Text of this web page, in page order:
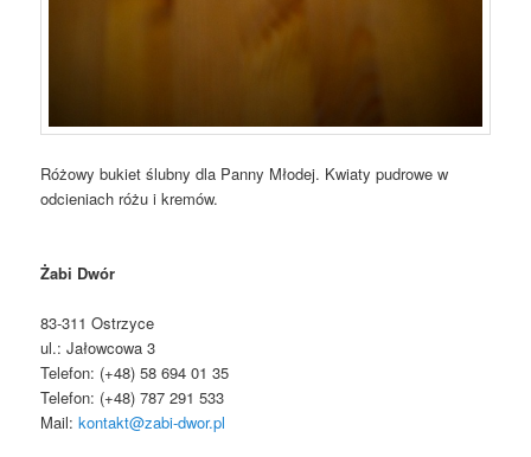
Różowy bukiet ślubny dla Panny Młodej. Kwiaty pudrowe w
odcieniach różu i kremów.
Żabi Dwór
83-311 Ostrzyce
ul.: Jałowcowa 3
Telefon: (+48)58 694 01 35
Telefon: (+48)787 291 533
Mail:kontakt@zabi-dwor.pl